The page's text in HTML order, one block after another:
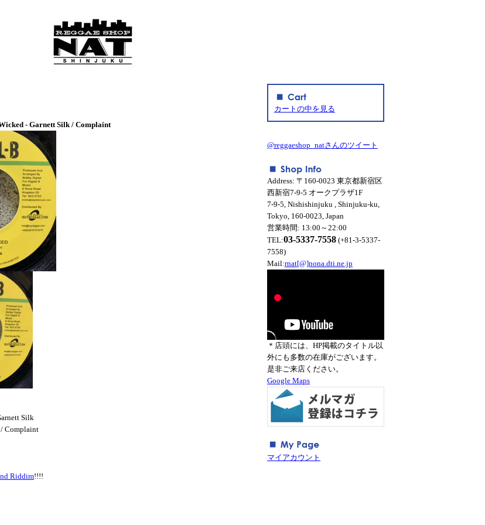
- Garnett Silk / Complaint
Silk
Complaint
Riddim!!!!
カートの中を見る
@reggaeshop_natさんのツイート
Address: 〒160-0023 東京都新宿区
西新宿7-9-5 オークプラザ1F
7-9-5, Nishishinjuku , Shinjuku-ku,
Tokyo, 160-0023, Japan
営業時間: 13:00～22:00
TEL:03-5337-7558 (+81-3-5337-
7558)
Mail:rnat[@]nona.dti.ne.jp
＊店頭には、HP掲載のタイトル以
外にも多数の在庫がございます。
是非ご来店ください。
Google Maps
マイアカウント